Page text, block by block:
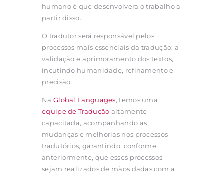
humano é que desenvolvera o trabalho a
partir disso.
O tradutor será responsável pelos
processos mais essenciais da tradução: a
validação e aprimoramento dos textos,
incutindo humanidade, refinamento e
precisão.
Na Global Languages, temos uma
equipe de Tradução altamente
capacitada, acompanhando as
mudanças e melhorias nos processos
tradutórios, garantindo, conforme
anteriormente, que esses processos
sejam realizados de mãos dadas com a